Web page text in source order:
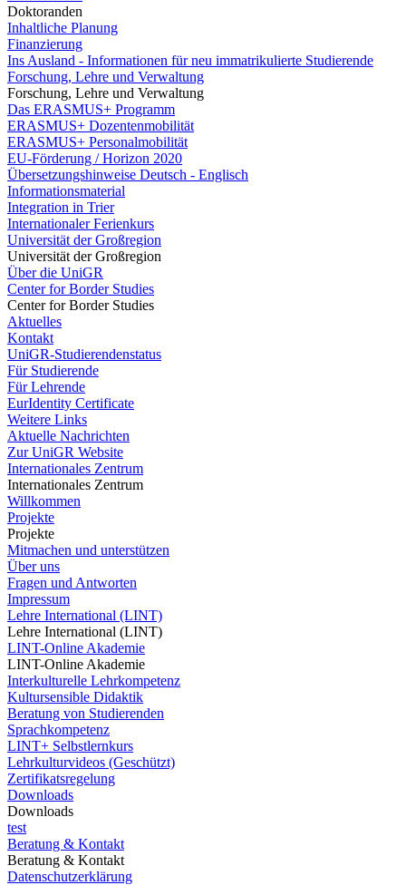
Doktoranden
Inhaltliche Planung
Finanzierung
Ins Ausland - Informationen für neu immatrikulierte Studierende
Forschung, Lehre und Verwaltung
Forschung, Lehre und Verwaltung
Das ERASMUS+ Programm
ERASMUS+ Dozentenmobilität
ERASMUS+ Personalmobilität
EU-Förderung / Horizon 2020
Übersetzungshinweise Deutsch - Englisch
Informationsmaterial
Integration in Trier
Internationaler Ferienkurs
Universität der Großregion
Universität der Großregion
Über die UniGR
Center for Border Studies
Center for Border Studies
Aktuelles
Kontakt
UniGR-Studierendenstatus
Für Studierende
Für Lehrende
EurIdentity Certificate
Weitere Links
Aktuelle Nachrichten
Zur UniGR Website
Internationales Zentrum
Internationales Zentrum
Willkommen
Projekte
Projekte
Mitmachen und unterstützen
Über uns
Fragen und Antworten
Impressum
Lehre International (LINT)
Lehre International (LINT)
LINT-Online Akademie
LINT-Online Akademie
Interkulturelle Lehrkompetenz
Kultursensible Didaktik
Beratung von Studierenden
Sprachkompetenz
LINT+ Selbstlernkurs
Lehrkulturvideos (Geschützt)
Zertifikatsregelung
Downloads
Downloads
test
Beratung & Kontakt
Beratung & Kontakt
Datenschutzerklärung